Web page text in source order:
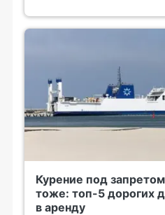
Курение под
тоже: топ-5 дорогих
в аренду